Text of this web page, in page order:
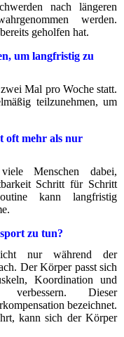
nach längeren
werden.
geholfen hat.
um langfristig zu
Mal pro Woche statt.
teilzunehmen, um
oft mehr als nur
Menschen dabei,
Schritt für Schritt
kann langfristig
zu tun?
nur während der
Der Körper passt sich
Koordination und
verbessern. Dieser
bezeichnet.
kann sich der Körper